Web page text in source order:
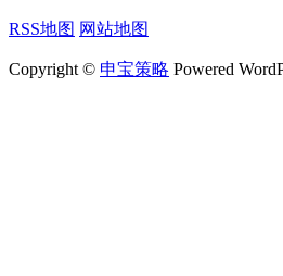
RSS地图 网站地图
Copyright © 申宝策略 Powered